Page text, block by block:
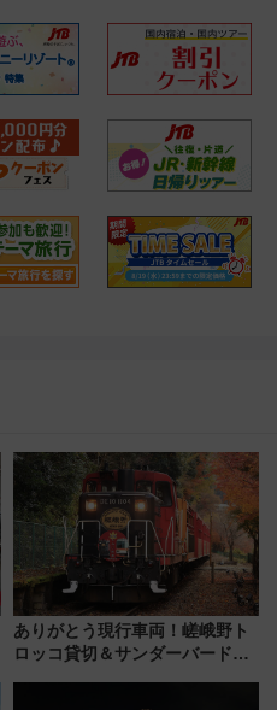
ありがとう現行車両！嵯峨野ト
ロッコ貸切＆サンダーバードレ